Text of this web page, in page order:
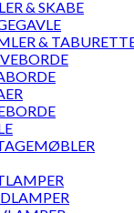
& SKABE
&